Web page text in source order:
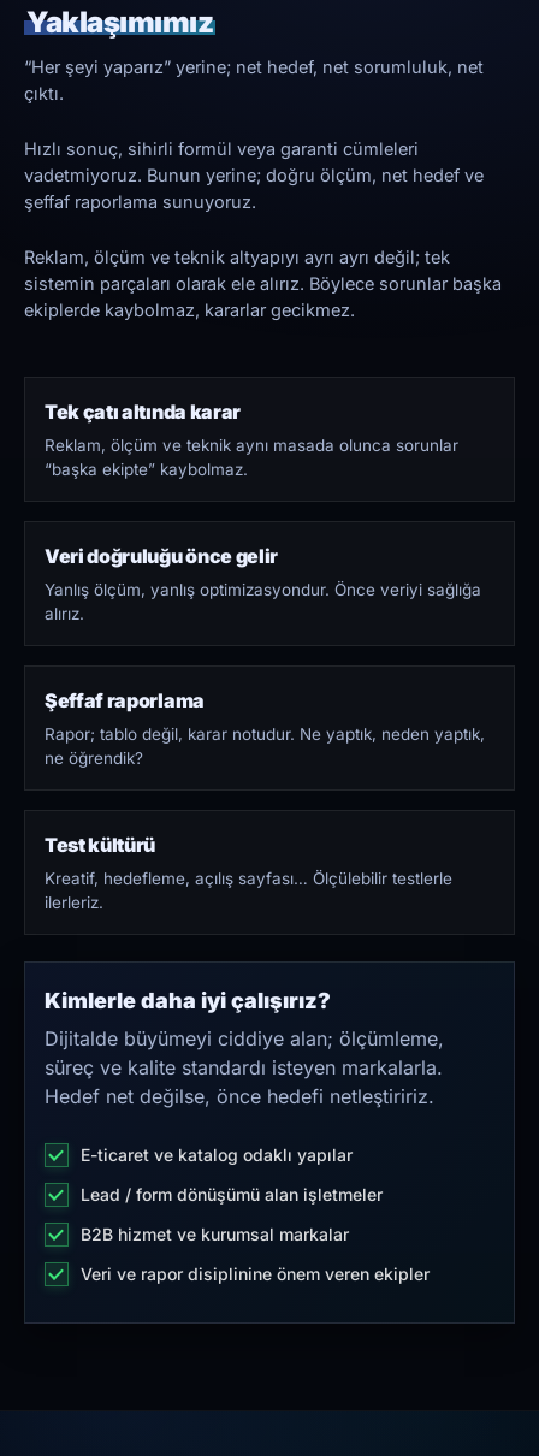
Yaklaşımımız
“Her şeyi yaparız” yerine; net hedef, net sorumluluk, net
çıktı.
Hızlı sonuç, sihirli formül veya garanti cümleleri
vadetmiyoruz. Bunun yerine; doğru ölçüm, net hedef ve
şeffaf raporlama sunuyoruz.
Reklam, ölçüm ve teknik altyapıyı ayrı ayrı değil; tek
sistemin parçaları olarak ele alırız. Böylece sorunlar başka
ekiplerde kaybolmaz, kararlar gecikmez.
Tek çatı altında karar
Reklam, ölçüm ve teknik aynı masada olunca sorunlar
“başka ekipte” kaybolmaz.
Veri doğruluğu önce gelir
Yanlış ölçüm, yanlış optimizasyondur. Önce veriyi sağlığa
alırız.
Şeffaf raporlama
Rapor; tablo değil, karar notudur. Ne yaptık, neden yaptık,
ne öğrendik?
Test kültürü
Kreatif, hedefleme, açılış sayfası… Ölçülebilir testlerle
ilerleriz.
Kimlerle daha iyi çalışırız?
Dijitalde büyümeyi ciddiye alan; ölçümleme,
süreç ve kalite standardı isteyen markalarla.
Hedef net değilse, önce hedefi netleştiririz.
E-ticaret ve katalog odaklı yapılar
Lead / form dönüşümü alan işletmeler
B2B hizmet ve kurumsal markalar
Veri ve rapor disiplinine önem veren ekipler